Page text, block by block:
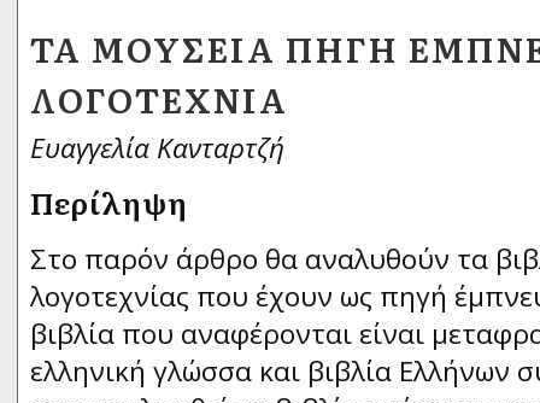
ΤΑ ΜΟΥΣΕΊΑ ΠΗΓΉ
ΛΟΓΟΤΕΧΝΊΑ
Ευαγγελία Κανταρτζή
Περίληψη
Στο παρόν άρθρο θα αναλυθούν τα
λογοτεχνίας που έχουν ως πηγή
βιβλία που αναφέρονται είναι
ελληνική γλώσσα και βιβλία Ελλήνων